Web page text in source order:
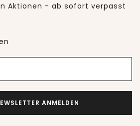
Aktionen - ab sofort verpasst
ANMELDEN